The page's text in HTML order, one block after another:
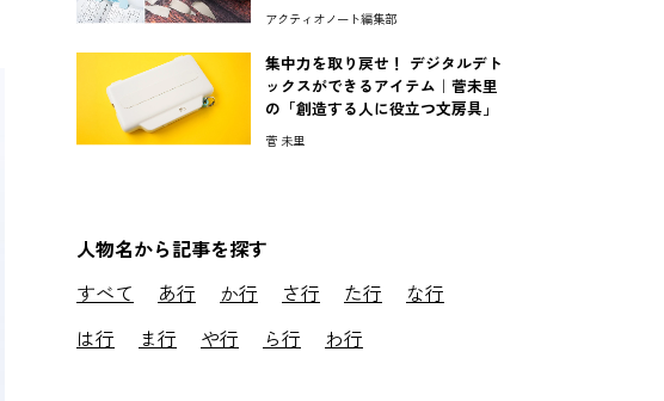
アクティオノート編集部
集中力を取り戻せ！ デジタルデト
ックスができるアイテム｜菅未里
の「創造する人に役立つ文房具」
菅 未里
人物名から記事を探す
すべて
あ行 か行 さ行 た行
な行
は行
ま行 や行 ら行 わ行